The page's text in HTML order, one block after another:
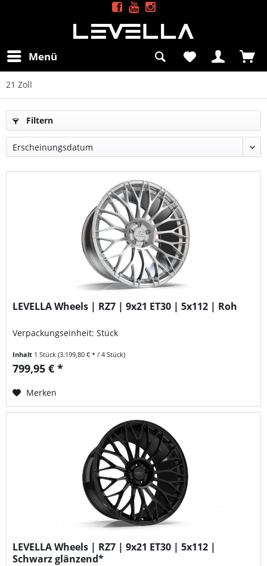
Menü
21 Zoll
Filtern
LEVELLA Wheels | RZ7 | 9x21 ET30 | 5x112 | Roh
Verpackungseinheit: Stück
Inhalt 1 Stück(3.199,80 € * / 4 Stück)
799,95 € *
Merken
LEVELLA Wheels | RZ7 | 9x21 ET30 | 5x112 |
Schwarz glänzend*